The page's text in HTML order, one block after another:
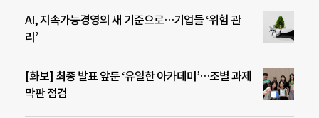
AI, 지속가능경영의 새 기준으로…기업들 ‘위험 관
리’
[화보] 최종 발표 앞둔 ‘유일한 아카데미’…조별 과제
막판 점검